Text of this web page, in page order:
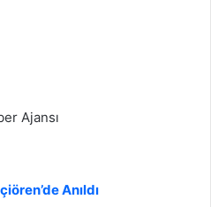
Ajansı
Anıldı